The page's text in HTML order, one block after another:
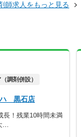
師求人をもっと見る
調剤併設）
ハ 黒石店
長！残業10時間未満
…